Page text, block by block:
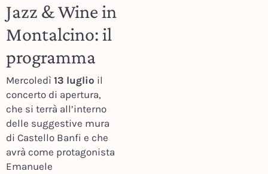
Jazz & Wine in
Montalcino: il
programma
Mercoledì 13 luglio il
concerto di apertura,
che si terrà all’interno
delle suggestive mura
di Castello Banfi e che
avrà come protagonista
Emanuele